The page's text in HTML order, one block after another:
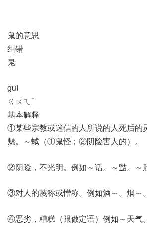
鬼的意思
纠错
鬼
guǐ
ㄍㄨㄟˇ
基本解释
①某些宗教或迷信的人所说的人死后的
魅。～蜮（①鬼怪；②阴险害人的）。
②阴险，不光明。例如～话。～黠。～
③对人的蔑称或憎称。例如酒～。烟～
④恶劣，糟糕（限做定语）例如～天气。